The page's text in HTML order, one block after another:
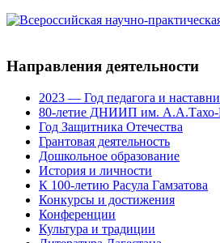
Направления деятельности
2023 — Год педагога и
80-летие ДНИИП им. А.А.Тахо-
Год Защитника Отечества
Грантовая деятельность
Дошкольное образование
История и личности
К 100-летию Расула Гамзатова
Конкурсы и достижения
Конференции
Культура и традиции